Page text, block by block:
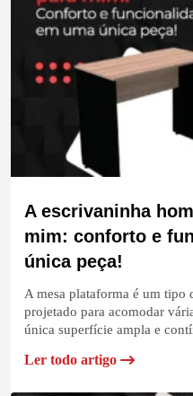
A escrivaninha
mim: conforto e
única peça!
A mesa plataforma é um tipo
projetado para acomodar
única superfície ampla e
Ler todo artigo